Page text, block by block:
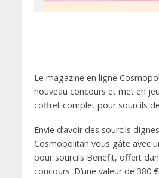
Le magazine en ligne
nouveau concours et met en
coffret complet pour sourcils
Envie d’avoir des sourcils
Cosmopolitan vous gâte avec
pour sourcils Benefit, offert
concours. D’une valeur de 380